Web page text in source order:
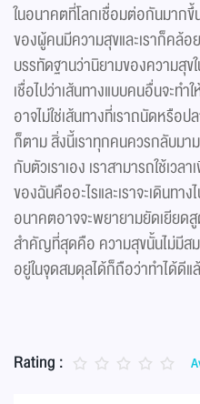
ในอนาคตที่โลกเชื่อมต่อกันมากขึ้
ของผู้คนมีความสุขและเราก็คล้อ
บรรทัดฐานว่านิยามของความสุ
เชื่อไปว่าเส้นทางแบบคนอื่นจะทำ
อาจไม่ใช่เส้นทางที่เราถนัดหรือป
ก็ตาม สิ่งนี้เราทุกคนควรกลับมา
กับตัวเราเอง เราสามารถใช้เว
ของฉันคืออะไรและเราจะเดินทา
อนาคตอาจจะพยายามยัดเยียด
สำคัญที่สุดคือ ความสุขนั้นไม่มีส
อยู่ในจุดสมดุลได้ก็ถือว่าทำได้ดีแ
Rating :